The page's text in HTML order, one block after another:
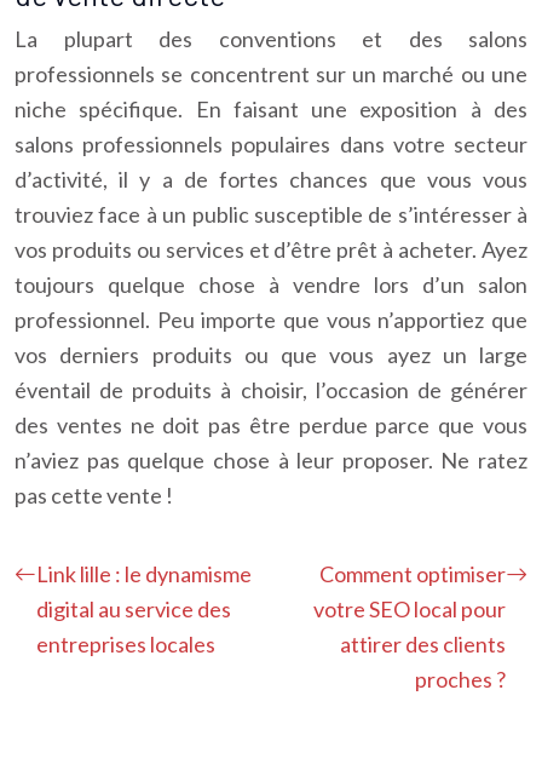
La plupart des conventions et des salons
professionnels se concentrent sur un marché ou une
niche spécifique. En faisant une exposition à des
salons professionnels populaires dans votre secteur
d’activité, il y a de fortes chances que vous vous
trouviez face à un public susceptible de s’intéresser à
vos produits ou services et d’être prêt à acheter. Ayez
toujours quelque chose à vendre lors d’un salon
professionnel. Peu importe que vous n’apportiez que
vos derniers produits ou que vous ayez un large
éventail de produits à choisir, l’occasion de générer
des ventes ne doit pas être perdue parce que vous
n’aviez pas quelque chose à leur proposer. Ne ratez
pas cette vente !
Link lille : le dynamisme
digital au service des
entreprises locales
Comment optimiser
votre SEO local pour
attirer des clients
proches ?